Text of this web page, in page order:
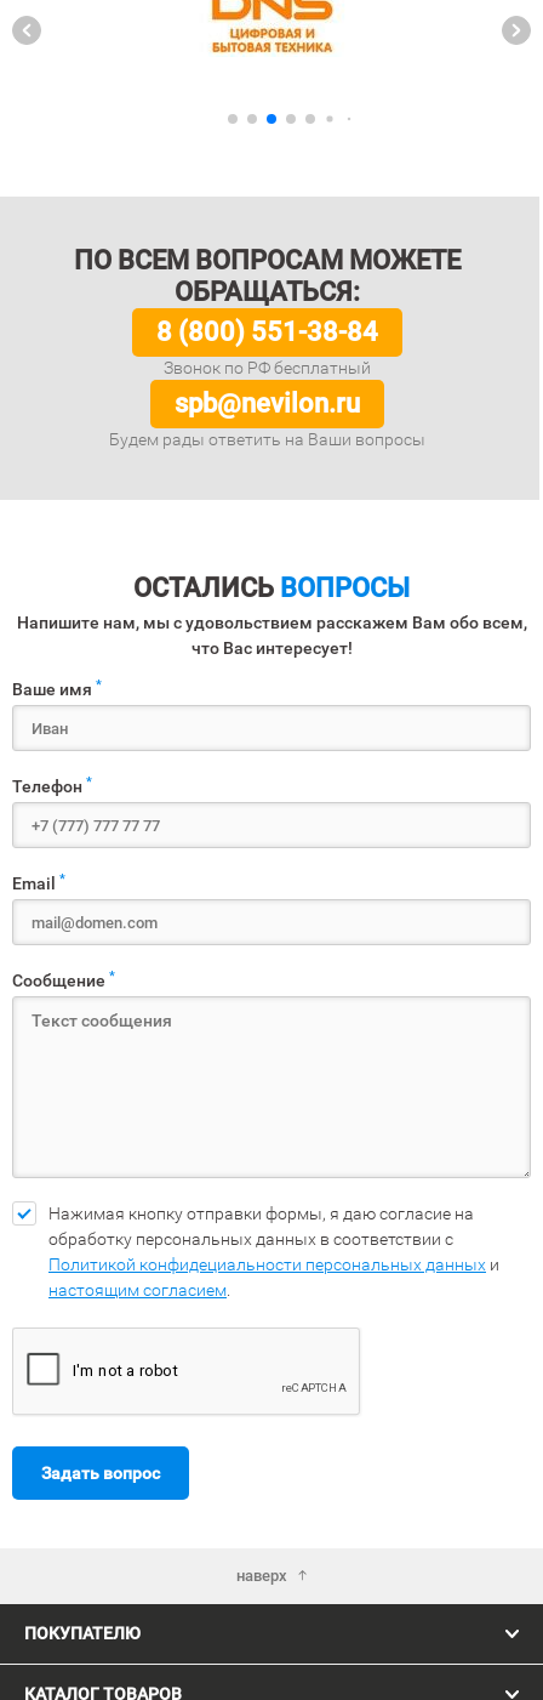
ПО ВСЕМ ВОПРОСАМ МОЖЕТЕ
ОБРАЩАТЬСЯ:
8 (800) 551-38-84
Звонок по РФ бесплатный
spb@nevilon.ru
Будем рады ответить на Ваши вопросы
ОСТАЛИСЬ ВОПРОСЫ
Напишите нам, мы с удовольствием расскажем Вам обо всем,
что Вас интересует!
Ваше имя *
Телефон *
Email *
Сообщение *
Нажимая кнопку отправки формы, я даю согласие на
обработку персональных данных в соответствии с
Политикой конфидециальности персональных данных и
настоящим согласием
Задать вопрос
наверх
ПОКУПАТЕЛЮ
КАТАЛОГ ТОВАРОВ